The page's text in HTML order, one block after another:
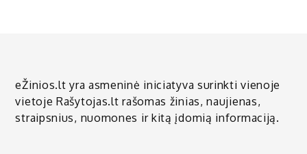
eŽinios.lt yra asmeninė iniciatyva surinkti vienoje
vietoje Rašytojas.lt rašomas žinias, naujienas,
straipsnius, nuomones ir kitą įdomią informaciją.